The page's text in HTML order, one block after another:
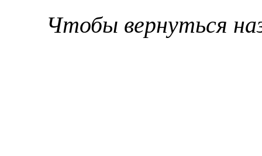
Чтобы вернуться